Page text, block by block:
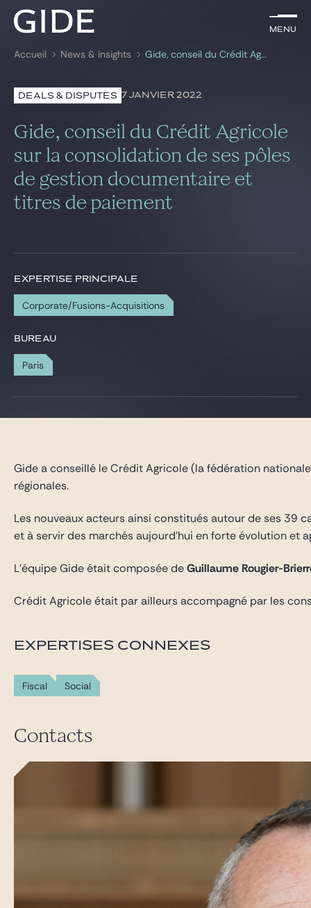
Menu
Rechercher par mots-clés
Menu
Avocats
Expertises
Global
News & insights
Gide Pro Bono et RSE
Blog Real Estate
Contact
Accueil News & insights Gide, conseil du Crédit Agricole sur la consolidation de ses pôles de gestion documentaire et titres de paiement
DEALS & DISPUTES 7 JANVIER 2022
Gide, conseil du Crédit Agricole
sur la consolidation de ses pôles
de gestion documentaire et
titres de paiement
EXPERTISE PRINCIPALE
Corporate/Fusions-Acquisitions
BUREAU
Paris
Gide a conseillé le Crédit Agricole (la fédération
régionales.
Les nouveaux acteurs ainsi constitués autour de ses 39
et à servir des marchés aujourd’hui en forte évolution et
L’équipe Gide était composée deGuillaume Rougier-
Crédit Agricole était par ailleurs accompagné par les
EXPERTISES CONNEXES
Fiscal Social
Contacts